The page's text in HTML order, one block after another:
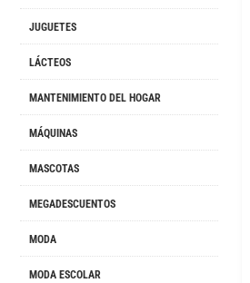
JUGUETES
LÁCTEOS
MANTENIMIENTO DEL HOGAR
MÁQUINAS
MASCOTAS
MEGADESCUENTOS
MODA
MODA ESCOLAR